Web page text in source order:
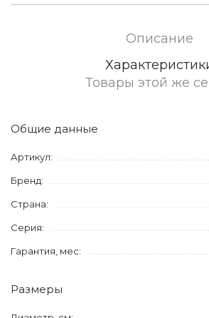
Описание
Товары этой же
Общие данные
Артикул:
Бренд:
Страна:
Серия:
Гарантия, мес:
Размеры